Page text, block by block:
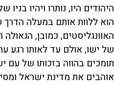
היהודים היו, נותרו ויהיו
הוא ללוות אותם במעלה
האוונגליסטים, כמובן,
של ישו, אולם עד לאותו רגע
תומכים בהווה בזכותו של
אוהבים את מדינת ישראל